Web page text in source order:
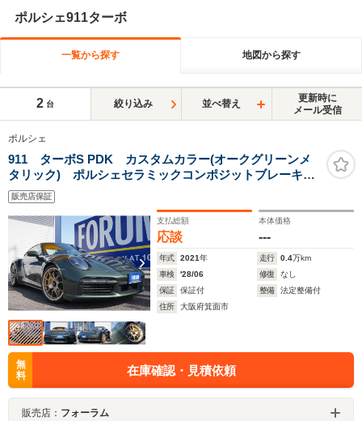
ポルシェ911ターボ
一覧から探す 地図から探す
2 台 絞り込み 並べ替え
更新時に
メール受信
ポルシェ
911 ターボS PDK カスタムカラー(オークグリーンメ
タリック) ポルシェセラミックコンポジットブレーキシ
ステム(PCCB) ツートンレザーオンテリア スポーツエ
キゾーストマフラー Exclusiveデザインホイール
販売店保証
支払総額
応談
本体価格
---
年式 2021年 走行 0.4万km
車検
'28/06 修復
なし
保証
保証付 整備
法定整備付
住所
大阪府箕面市
無
料
在庫確認・見積依頼
販売店： フォーラム